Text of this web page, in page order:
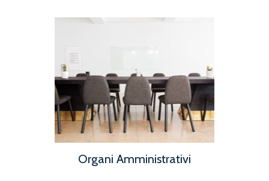
Organi Amministrativi